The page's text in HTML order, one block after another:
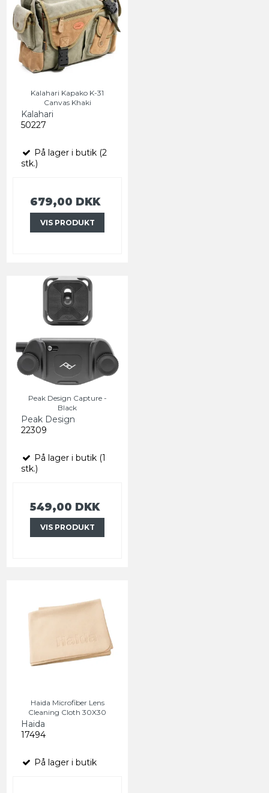
Kalahari Kapako K-31
Canvas Khaki
Kalahari
50227
På lager i butik (2
stk.)
679,00 DKK
VIS PRODUKT
Peak Design Capture -
Black
Peak Design
22309
På lager i butik (1
stk.)
549,00 DKK
VIS PRODUKT
Haida Microfiber Lens
Cleaning Cloth 30X30
Haida
17494
På lager i butik